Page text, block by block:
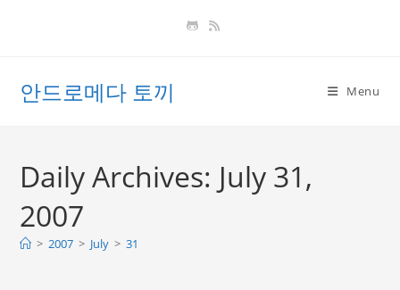
안드로메다 토끼 Menu
Daily Archives: July 31,
2007
> 2007 > July > 31